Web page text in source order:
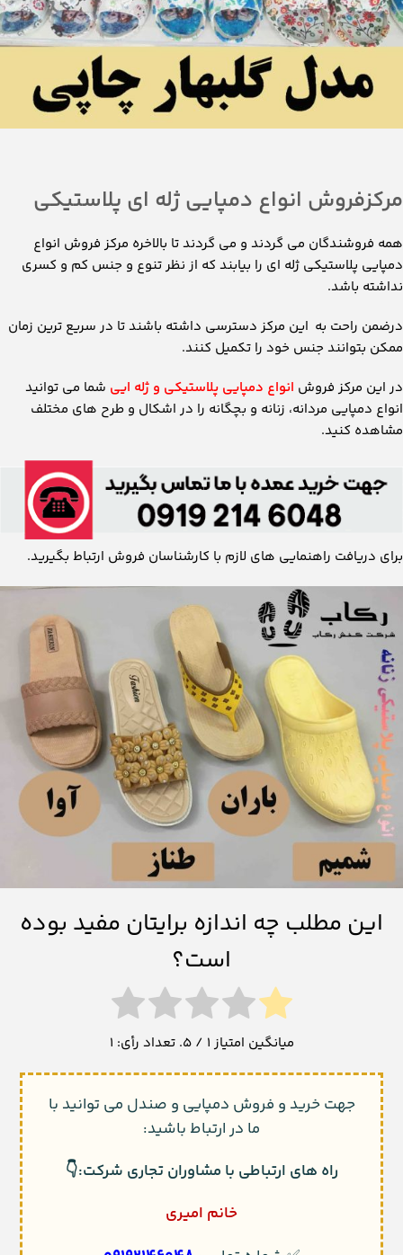
نداشته باشد.
درضمن راحت به این مرکز دسترسی داشته باشند تا در سریع ترین زمان
ممکن بتوانند جنس خود را تکمیل کنند.
در این مرکز فروشانواع دمپایی پلاستیکی و ژله ایی
شما می توانید
انواع دمپایی مردانه، زنانه و بچگانه را در اشکال و طرح های مختلف
برای دریافت راهنمایی های لازم با کارشناسان فروش ارتباط بگیرید.
این مطلب چه اندازه برایتان مفید بوده
است؟
میانگین امتیاز1/ 5. تعداد رأی: 1
جهت خرید و فروش دمپایی و صندل می توانید با
ما در ارتباط باشید:
راه های ارتباطی با مشاوران تجاری شرکت:👇
خانم امیری
------------
✅ شماره تماس:09192075485